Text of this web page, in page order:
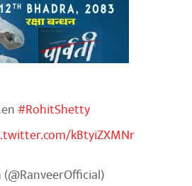
#RohitShetty
kBtyiZXMNr